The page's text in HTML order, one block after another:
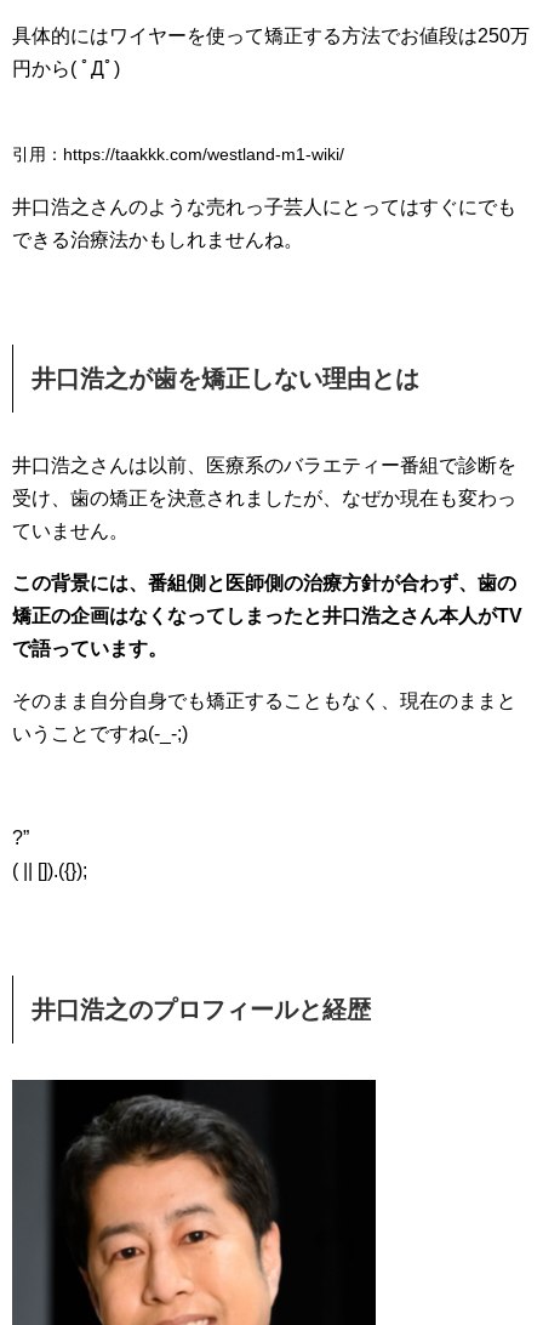
具体的にはワイヤーを使って矯正する方法でお値段は250万
円から( ﾟДﾟ)
引用：https://taakkk.com/westland-m1-wiki/
井口浩之さんのような売れっ子芸人にとってはすぐにでも
できる治療法かもしれませんね。
井口浩之が歯を矯正しない理由とは
井口浩之さんは以前、医療系のバラエティー番組で診断を
受け、歯の矯正を決意されましたが、なぜか現在も変わっ
ていません。
この背景には、番組側と医師側の治療方針が合わず、歯の
矯正の企画はなくなってしまったと井口浩之さん本人がTV
で語っています。
そのまま自分自身でも矯正することもなく、現在のままと
いうことですね(-_-;)
?”
( || []).({});
井口浩之のプロフィールと経歴